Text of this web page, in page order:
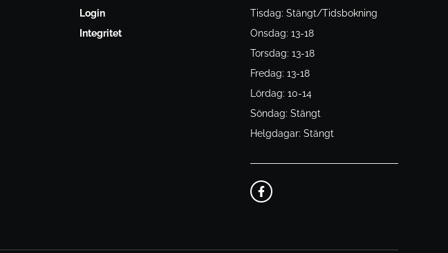
Login
Integritet
Tisdag: Stängt/Tidsbokning
Onsdag: 13-18
Torsdag: 13-18
Fredag: 13-18
Lördag: 10-14
Söndag: Stängt
Helgdagar: Stängt